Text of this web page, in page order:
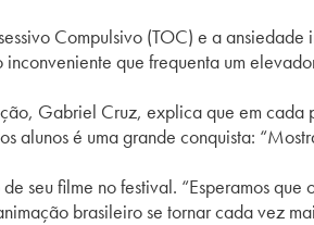
Compulsivo (TOC) e a
que frequenta um
Gabriel Cruz, explica que em
alunos é uma grande conquista:
seu filme no festival. “Esperamos
brasileiro se tornar cada vez